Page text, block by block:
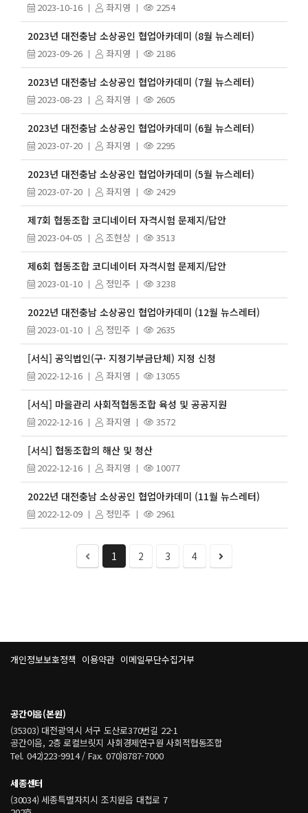
2023-10-16 좌지영 2254
2023년 대전충남 소상공인 협업아카데미 (8월 뉴스레터)
2023-09-26 좌지영 2186
2023년 대전충남 소상공인 협업아카데미 (7월 뉴스레터)
2023-08-23 좌지영 2605
2023년 대전충남 소상공인 협업아카데미 (6월 뉴스레터)
2023-07-20 좌지영 2295
2023년 대전충남 소상공인 협업아카데미 (5월 뉴스레터)
2023-07-20 좌지영 2429
제7회 협동조합 코디네이터 자격시험 문제지/답안
2023-04-05 조현상 3513
제6회 협동조합 코디네이터 자격시험 문제지/답안
2023-01-10 정민주 3238
2022년 대전충남 소상공인 협업아카데미 (12월 뉴스레터)
2023-01-10 정민주 2635
[서식] 공익법인(구· 지정기부금단체) 지정 신청
2022-12-16 좌지영 13055
[서식] 마을관리 사회적협동조합 육성 및 공공지원
2022-12-16 좌지영 3572
[서식] 협동조합의 해산 및 청산
2022-12-16 좌지영 10077
2022년 대전충남 소상공인 협업아카데미 (11월 뉴스레터)
2022-12-09 정민주 2961
1 2 3 4
개인정보보호정책 이용약관 이메일무단수집거부
공간이음(본원)
(35303) 대전광역시 서구 도산로370번길 22-1
공간이음, 2층 로컬브릿지 사회경제연구원 사회적협동조합
Tel. 042)223-9914 / Fax. 070)8787-7000
세종센터
(30034) 세종특별자치시 조치원읍 대첩로 7